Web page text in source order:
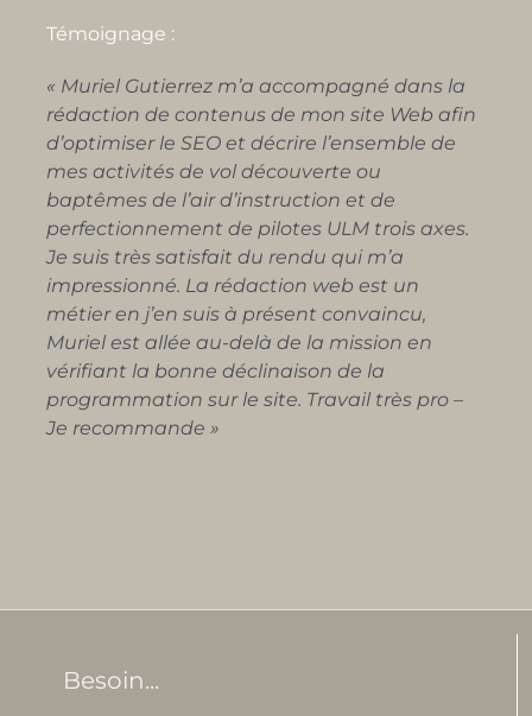
Témoignage :
« Muriel Gutierrez m’a accompagné dans la
rédaction de contenus de mon site Web afin
d’optimiser le SEO et décrire l’ensemble de
mes activités de vol découverte ou
baptêmes de l’air d’instruction et de
perfectionnement de pilotes ULM trois axes.
Je suis très satisfait du rendu qui m’a
impressionné. La rédaction web est un
métier en j’en suis à présent convaincu,
Muriel est allée au-delà de la mission en
vérifiant la bonne déclinaison de la
programmation sur le site. Travail très pro –
Je recommande »
Besoin...